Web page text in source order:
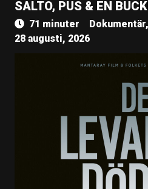
SALTO, PUS & EN
71 minuter
28 augusti, 2026